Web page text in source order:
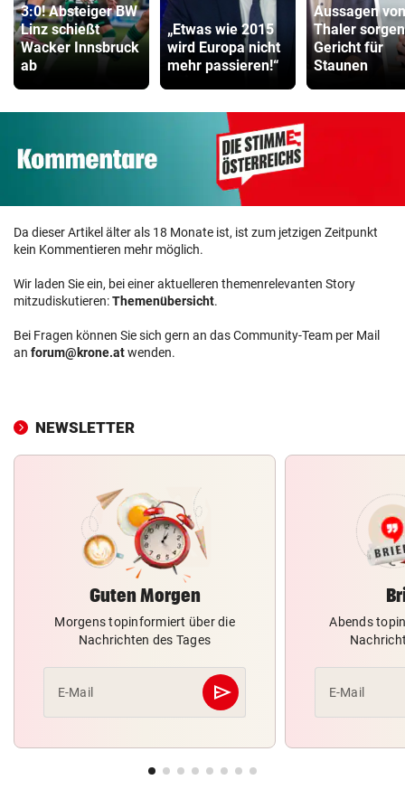
3:0! Absteiger BW
Linz schießt
Wacker Innsbruck
ab
„Etwas wie 2015
wird Europa nicht
mehr passieren!“
Aussagen von
Thaler
Gericht für
Staunen
Da dieser Artikel älter als 18 Monate ist, ist zum jetzigen Zeitpunkt
kein Kommentieren mehr möglich.
Wir laden Sie ein, bei einer aktuelleren themenrelevanten Story
mitzudiskutieren:Themenübersicht.
Bei Fragen können Sie sich gern an das Community-Team per Mail
an forum@krone.atwenden.
NEWSLETTER
Guten Morgen
Morgens topinformiert über die
Nachrichten des Tages
E-Mail send
Abschicken
Abends
E-Mail